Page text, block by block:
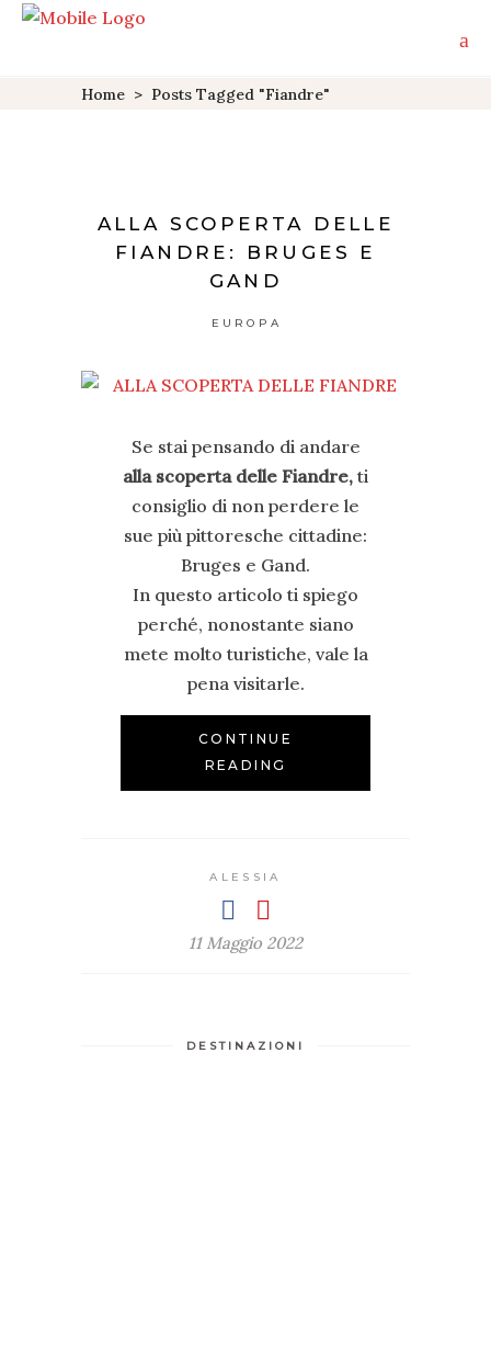
Home > Posts Tagged "fiandre"
ALLA SCOPERTA DELLE
FIANDRE: BRUGES E
GAND
EUROPA
Se stai pensando di andare
alla scoperta delle Fiandre,ti
consiglio di non perdere le
sue più pittoresche cittadine:
Bruges e Gand.
In questo articolo ti spiego
perché, nonostante siano
mete molto turistiche, vale la
pena visitarle.
CONTINUE
READING
ALESSIA
11 Maggio 2022
DESTINAZIONI